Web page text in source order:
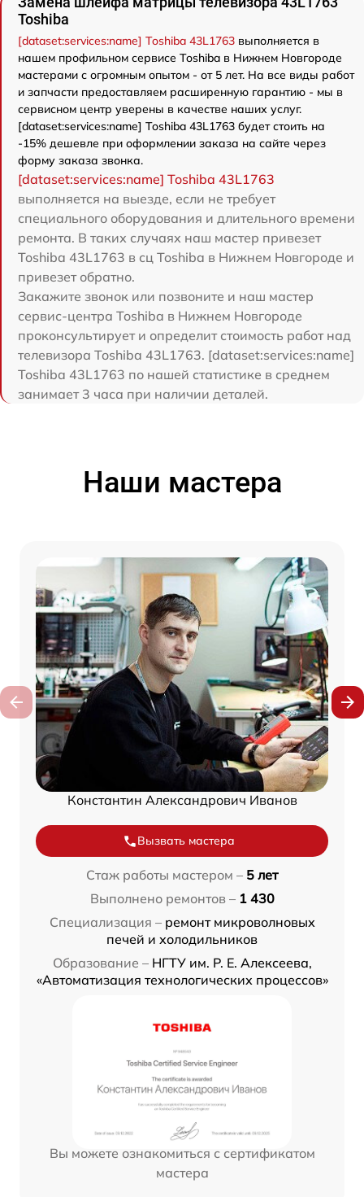
Toshiba
[dataset:services:name] Toshiba 43L1763 выполняется в
нашем профильном сервисе Toshiba в Нижнем Новгороде
мастерами с огромным опытом - от 5 лет. На все виды работ
и запчасти предоставляем расширенную гарантию - мы в
сервисном центр уверены в качестве наших услуг.
[dataset:services:name] Toshiba 43L1763 будет стоить на
-15% дешевле при оформлении заказа на сайте через
форму заказа звонка.
[dataset:services:name] Toshiba 43L1763
выполняется на выезде, если не требует
специального оборудования и длительного времени
ремонта. В таких случаях наш мастер привезет
Toshiba 43L1763 в сц Toshiba в Нижнем Новгороде и
привезет обратно.
Закажите звонок или позвоните и наш мастер
сервис-центра Toshiba в Нижнем Новгороде
проконсультирует и определит стоимость работ над
телевизора Toshiba 43L1763. [dataset:services:name]
Toshiba 43L1763 по нашей статистике в среднем
занимает 3 часа при наличии деталей.
Наши мастера
Константин Александрович Иванов
Вызвать мастера
Стаж работы мастером – 5 лет
Выполнено ремонтов – 1 430
Специализация – ремонт микроволновых
печей и холодильников
Образование – НГТУ им. Р. Е. Алексеева,
«Автоматизация технологических процессов»
Вы можете ознакомиться с сертификатом
мастера